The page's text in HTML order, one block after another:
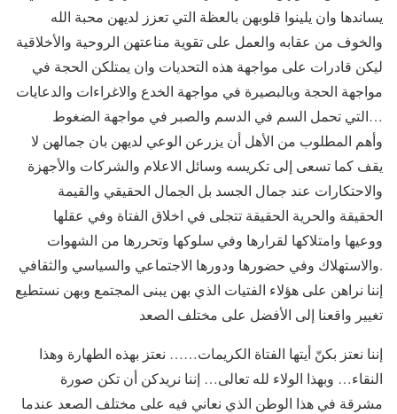
يساندها وان يلينوا قلوبهن بالعظة التي تعزز لديهن محبة الله
والخوف من عقابه والعمل على تقوية مناعتهن الروحية والأخلاقية
ليكن قادرات على مواجهة هذه التحديات وان يمتلكن الحجة في
مواجهة الحجة وبالبصيرة في مواجهة الخدع والاغراءات والدعايات
التي تحمل السم في الدسم والصبر في مواجهة الضغوط…
وأهم المطلوب من الأهل أن يزرعن الوعي لديهن بان جمالهن لا
يقف كما تسعى إلى تكريسه وسائل الاعلام والشركات والأجهزة
والاحتكارات عند جمال الجسد بل الجمال الحقيقي والقيمة
الحقيقة والحرية الحقيقة تتجلى في اخلاق الفتاة وفي عقلها
ووعيها وامتلاكها لقرارها وفي سلوكها وتحررها من الشهوات
والاستهلاك وفي حضورها ودورها الاجتماعي والسياسي والثقافي.
إننا نراهن على هؤلاء الفتيات الذي بهن يبنى المجتمع وبهن نستطيع
تغيير واقعنا إلى الأفضل على مختلف الصعد
إننا نعتز بكنّ أيتها الفتاة الكريمات…… نعتز بهذه الطهارة وهذا
النقاء… وبهذا الولاء لله تعالى… إننا نريدكن أن تكن صورة
مشرقة في هذا الوطن الذي نعاني فيه على مختلف الصعد عندما